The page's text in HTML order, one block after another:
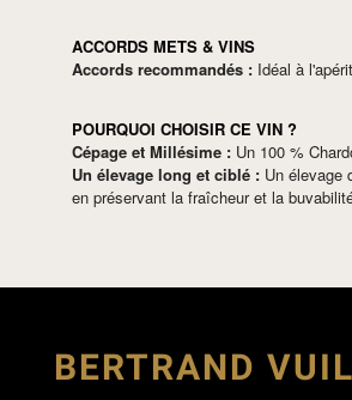
ACCORDS METS & VINS
Accords recommandés : Idéal à
POURQUOI CHOISIR CE VIN ?
Cépage et Millésime : Un 100 %
Un élevage long et ciblé : Un élevage
en préservant la fraîcheur et la
BERTRAND